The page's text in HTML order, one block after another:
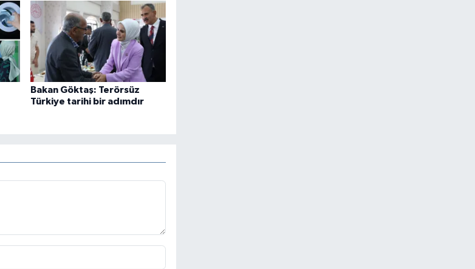
Bakan Göktaş: Terörsüz
Türkiye tarihi bir adımdır